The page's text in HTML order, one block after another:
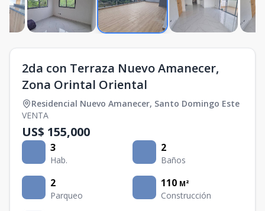
2da con Terraza Nuevo Amanecer,
Zona Orintal Oriental
Residencial Nuevo Amanecer, Santo Domingo Este
VENTA
US$ 155,000
3
Hab.
2
Baños
2
Parqueo
110 M²
Construcción